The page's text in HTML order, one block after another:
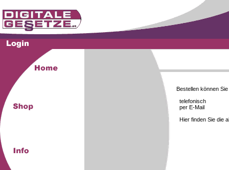
Bestellen können Sie
telefonisch
per E-Mail
Hier finden Sie die